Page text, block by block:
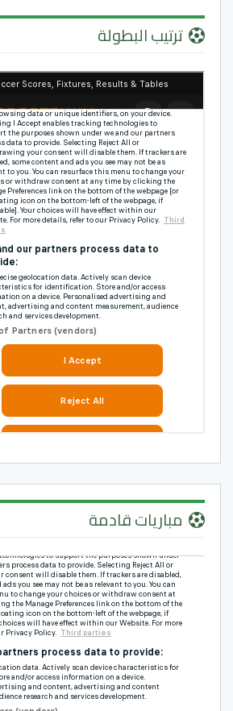
ترتيب البطولة
مباريات قادمة